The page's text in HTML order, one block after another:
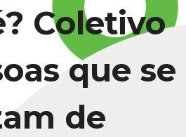
Coletivo
que se
de